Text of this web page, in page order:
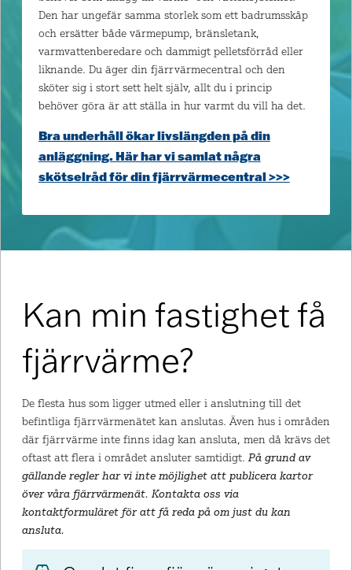
Den har ungefär samma storlek som ett badrumsskåp
och ersätter både värmepump, bränsletank,
varmvattenberedare och dammigt pelletsförråd eller
liknande. Du äger din fjärrvärmecentral och den
sköter sig i stort sett helt själv, allt du i princip
behöver göra är att ställa in hur varmt du vill ha det.
Bra underhåll ökar livslängden på din
anläggning. Här har vi samlat några
skötselråd för din fjärrvärmecentral >>>
Kan min fastighet få
fjärrvärme?
De flesta hus som ligger utmed eller i anslutning till det
befintliga fjärrvärmenätet kan anslutas. Även hus i områden
där fjärrvärme inte finns idag kan ansluta, men då krävs det
oftast att flera i området ansluter samtidigt. På grund av
gällande regler har vi inte möjlighet att publicera kartor
över våra fjärrvärmenät. Kontakta oss via
kontaktformuläret för att få reda på om just du kan
ansluta.